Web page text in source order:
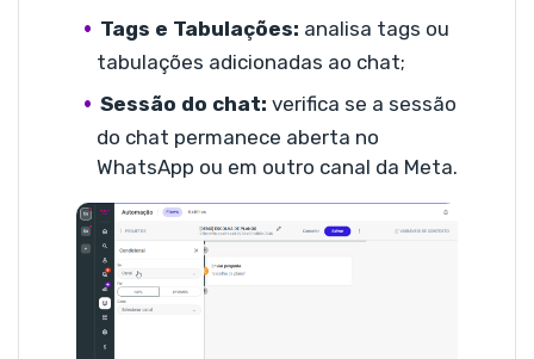
Tags e Tabulações: analisa tags ou
tabulações adicionadas ao chat;
Sessão do chat: verifica se a sessão
do chat permanece aberta no
WhatsApp ou em outro canal da Meta.